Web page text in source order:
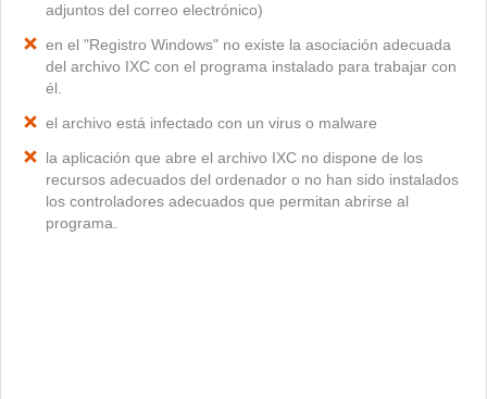
adjuntos del correo electrónico)
en el "Registro Windows" no existe la asociación adecuada
del archivo IXC con el programa instalado para trabajar con
él.
el archivo está infectado con un virus o malware
la aplicación que abre el archivo IXC no dispone de los
recursos adecuados del ordenador o no han sido instalados
los controladores adecuados que permitan abrirse al
programa.